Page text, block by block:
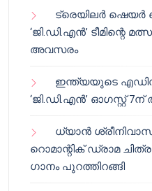
ട്രെയിലർ ഷെയർ
‘ജി.ഡി.എൻ’ ടീമിന്റെ
അവസരം
ഇന്ത്യയുടെ
‘ജി.ഡി.എൻ’ ഓഗസ്റ്റ് 7ന്
ധ്യാൻ
റൊമാന്റിക് ഡ്രാമ
ഗാനം പുറത്തിറങ്ങി